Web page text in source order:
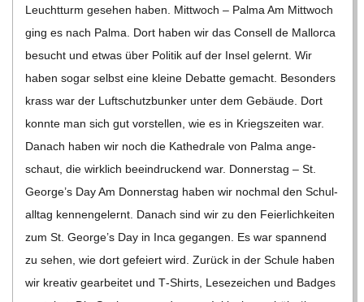
E
Leucht­turm gese­hen haben. Mitt­woch – Palma Am Mitt­woch
ging es nach Palma. Dort haben wir das Con­sell de Mal­lorca
besucht und etwas über Poli­tik auf der Insel gelernt. Wir
haben sogar selbst eine kleine Debatte gemacht. Beson­ders
krass war der Luft­schutz­bun­ker unter dem Gebäude. Dort
konnte man sich gut vor­stel­len, wie es in Kriegs­zei­ten war.
Danach haben wir noch die Kathe­drale von Palma ange­
schaut, die wirk­lich beein­dru­ckend war. Don­ners­tag – St.
George’s Day Am Don­ners­tag haben wir noch­mal den Schul­
all­tag ken­nen­ge­lernt. Danach sind wir zu den Fei­er­lich­kei­ten
zum St. George’s Day in Inca gegan­gen. Es war span­nend
zu sehen, wie dort gefei­ert wird. Zurück in der Schule haben
wir krea­tiv gear­bei­tet und T‑Shirts, Lese­zei­chen und Bad­ges